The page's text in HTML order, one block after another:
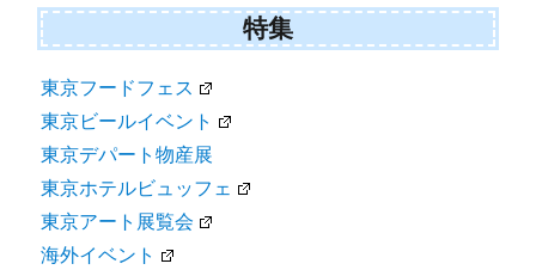
特集
東京フードフェス
東京ビールイベント
東京デパート物産展
東京ホテルビュッフェ
東京アート展覧会
海外イベント